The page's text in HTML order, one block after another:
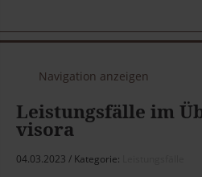
Navigation anzeigen
Leistungsfälle im
visora
04.03.2023 Kategorie: